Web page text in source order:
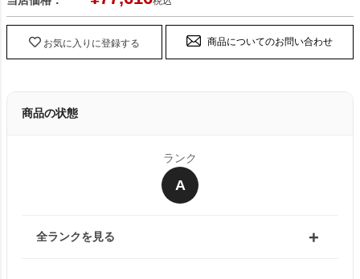
お気に入りに登録する 商品についてのお問い合わせ
商品の状態
ランク
A
全ランクを見る